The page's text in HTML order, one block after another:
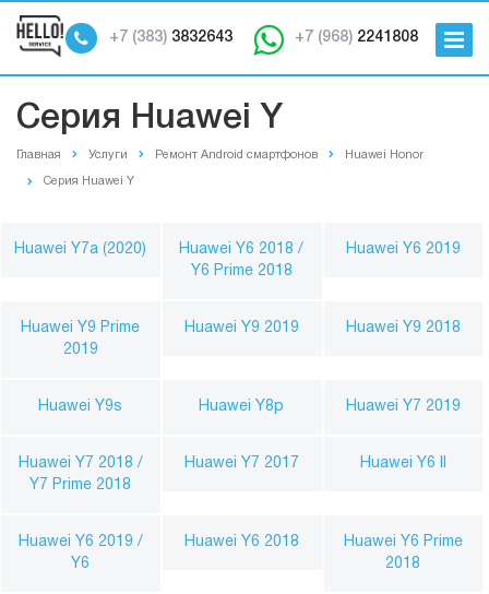
+7 (968) 2241808
+7 (383) 3832643
Серия Huawei Y
Главная Услуги Ремонт Android смартфонов Huawei Honor
Серия Huawei Y
Huawei Y7a (2020)
Huawei Y6 2018 /
Y6 Prime 2018
Huawei Y6 2019
Huawei Y9 Prime
2019
Huawei Y9 2019 Huawei Y9 2018
Huawei Y9s Huawei Y8p Huawei Y7 2019
Huawei Y7 2018 /
Y7 Prime 2018
Huawei Y7 2017 Huawei Y6 II
Huawei Y6 2019 /
Y6
Huawei Y6 2018
Huawei Y6 Prime
2018